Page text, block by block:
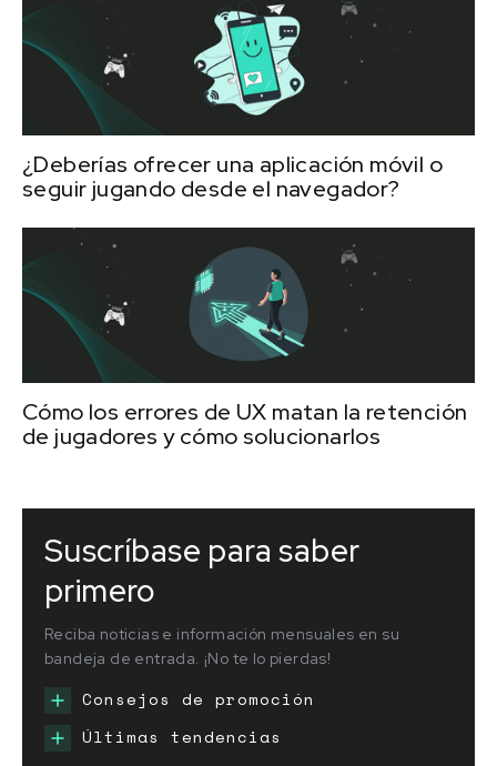
¿Deberías ofrecer una aplicación móvil o
seguir jugando desde el navegador?
Cómo los errores de UX matan la retención
de jugadores y cómo solucionarlos
Suscríbase para saber
primero
Reciba noticias e información mensuales en su
bandeja de entrada. ¡No te lo pierdas!
Consejos de promoción
Últimas tendencias